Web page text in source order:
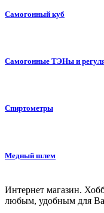
Самогонный куб
Самогонные ТЭНы и
Спиртометры
Медный шлем
Интернет магазин.
любым, удобным для